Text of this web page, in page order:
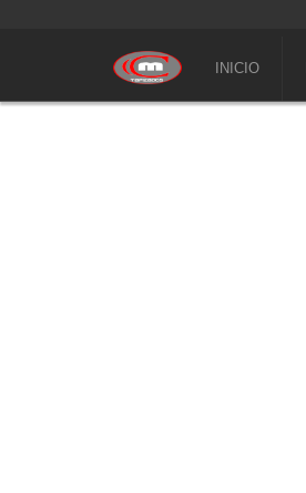
INICIO